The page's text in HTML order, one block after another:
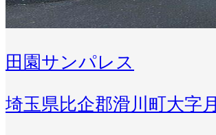
田園サンパレス
埼玉県比企郡滑川町大字